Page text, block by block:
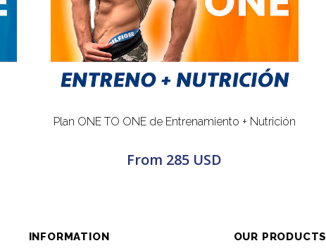
Plan ONE TO ONE de Entrenamiento + Nutrición
From 285 USD
INFORMATION OUR PRODUCTS